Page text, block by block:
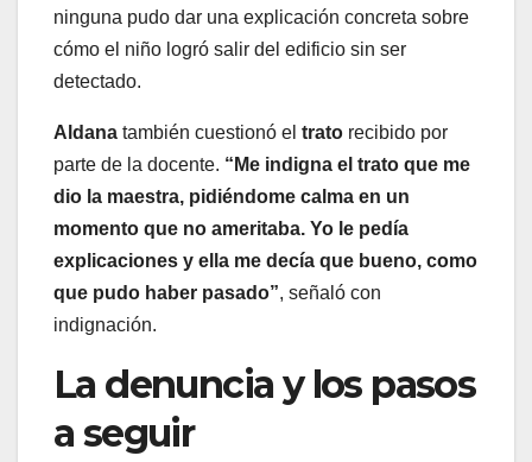
ninguna pudo dar una explicación concreta sobre
cómo el niño logró salir del edificio sin ser
detectado.
Aldana también cuestionó el trato recibido por
parte de la docente. “Me indigna el trato que me
dio la maestra, pidiéndome calma en un
momento que no ameritaba. Yo le pedía
explicaciones y ella me decía que bueno, como
que pudo haber pasado”, señaló con
indignación.
La denuncia y los pasos
a seguir